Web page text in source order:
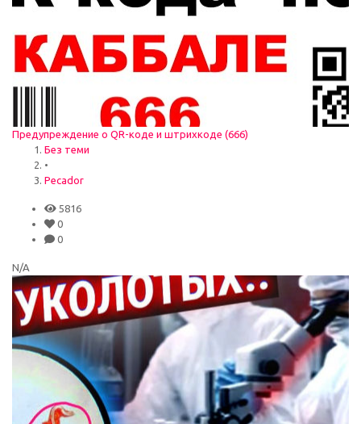
Предупреждение о QR-коде и штрихкоде (666)
Без теми
•
Pecador
5816
0
0
N/A